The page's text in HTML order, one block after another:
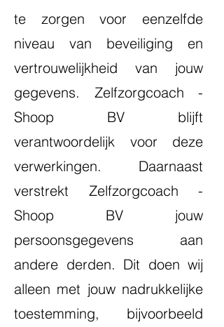
te zorgen voor eenzelfde
niveau van beveiliging en
vertrouwelijkheid van jouw
gegevens. Zelfzorgcoach -
Shoop BV blijft
verantwoordelijk voor deze
verwerkingen. Daarnaast
verstrekt Zelfzorgcoach -
Shoop BV jouw
persoonsgegevens aan
andere derden. Dit doen wij
alleen met jouw nadrukkelijke
toestemming, bijvoorbeeld